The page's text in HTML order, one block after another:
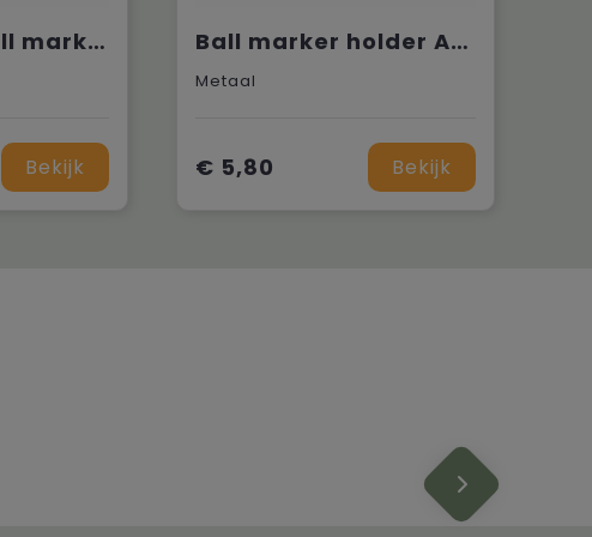
Poker chip ball marker Vegas
Bekijk
Ball marker holder Atomic
Metaal
€ 5,80 Bekijk